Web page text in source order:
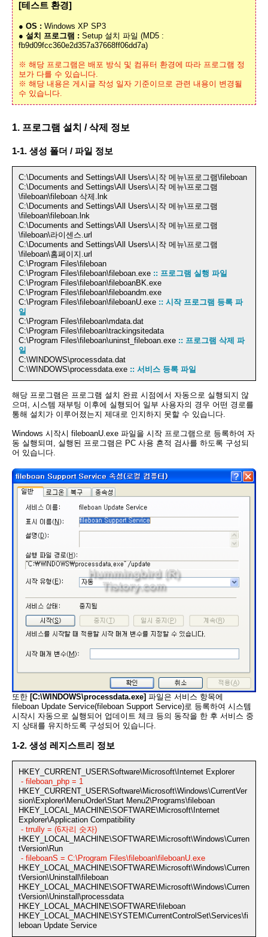
[테스트 환경]
● OS : Windows XP SP3
● 설치 프로그램 : Setup 설치 파일 (MD5 :
fb9d09fcc360e2d357a37668ff06dd7a)
※ 해당 프로그램은 배포 방식 및 컴퓨터 환경에 따라 프로그램 정
보가 다를 수 있습니다.
※ 해당 내용은 게시글 작성 일자 기준이므로 관련 내용이 변경될
수 있습니다.
1. 프로그램 설치 / 삭제 정보
1-1. 생성 폴더 / 파일 정보
C:\Documents and Settings\All Users\시작 메뉴\프로그램\fileboan
C:\Documents and Settings\All Users\시작 메뉴\프로그램
\fileboan\fileboan 삭제.lnk
C:\Documents and Settings\All Users\시작 메뉴\프로그램
\fileboan\fileboan.lnk
C:\Documents and Settings\All Users\시작 메뉴\프로그램
\fileboan\라이센스.url
C:\Documents and Settings\All Users\시작 메뉴\프로그램
\fileboan\홈페이지.url
C:\Program Files\fileboan
C:\Program Files\fileboan\fileboan.exe :: 프로그램 실행 파일
C:\Program Files\fileboan\fileboanBK.exe
C:\Program Files\fileboan\fileboandm.exe
C:\Program Files\fileboan\fileboanU.exe :: 시작 프로그램 등록 파
일
C:\Program Files\fileboan\mdata.dat
C:\Program Files\fileboan\trackingsitedata
C:\Program Files\fileboan\uninst_fileboan.exe :: 프로그램 삭제 파
일
C:\WINDOWS\processdata.dat
C:\WINDOWS\processdata.exe :: 서비스 등록 파일
해당 프로그램은 프로그램 설치 완료 시점에서 자동으로 실행되지 않
으며, 시스템 재부팅 이후에 실행되어 일부 사용자의 경우 어떤 경로를
통해 설치가 이루어졌는지 제대로 인지하지 못할 수 있습니다.
Windows 시작시 fileboanU.exe 파일을 시작 프로그램으로 등록하여 자
동 실행되며, 실행된 프로그램은 PC 사용 흔적 검사를 하도록 구성되
어 있습니다.
또한 [C:\WINDOWS\processdata.exe] 파일은 서비스 항목에
fileboan Update Service(fileboan Support Service)로 등록하여 시스템
시작시 자동으로 실행되어 업데이트 체크 등의 동작을 한 후 서비스 중
지 상태를 유지하도록 구성되어 있습니다.
1-2. 생성 레지스트리 정보
HKEY_CURRENT_USER\Software\Microsoft\Internet Explorer
- fileboan_php = 1
HKEY_CURRENT_USER\Software\Microsoft\Windows\CurrentVer
sion\Explorer\MenuOrder\Start Menu2\Programs\fileboan
HKEY_LOCAL_MACHINE\SOFTWARE\Microsoft\Internet
Explorer\Application Compatibility
- trrully = (6자리 숫자)
HKEY_LOCAL_MACHINE\SOFTWARE\Microsoft\Windows\Curren
tVersion\Run
- fileboanS = C:\Program Files\fileboan\fileboanU.exe
HKEY_LOCAL_MACHINE\SOFTWARE\Microsoft\Windows\Curren
tVersion\Uninstall\fileboan
HKEY_LOCAL_MACHINE\SOFTWARE\Microsoft\Windows\Curren
tVersion\Uninstall\processdata
HKEY_LOCAL_MACHINE\SOFTWARE\fileboan
HKEY_LOCAL_MACHINE\SYSTEM\CurrentControlSet\Services\fi
leboan Update Service